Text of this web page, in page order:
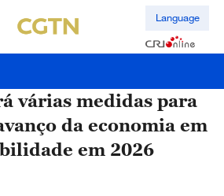
Language
várias medidas para
da economia em
em 2026